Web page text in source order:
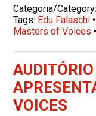
Categoria/Category:
Tags: Edu Falaschi •
Masters of Voices
VOICES